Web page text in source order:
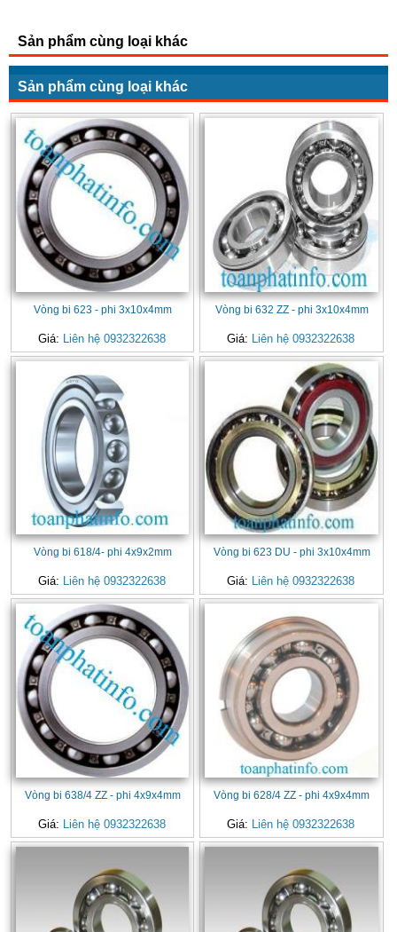
Sản phẩm cùng loại khác
Sản phẩm cùng loại khác
Vòng bi 623 - phi 3x10x4mm
Giá: Liên hệ 0932322638
Vòng bi 632 ZZ - phi 3x10x4mm
Giá: Liên hệ 0932322638
Vòng bi 618/4- phi 4x9x2mm
Giá: Liên hệ 0932322638
Vòng bi 623 DU - phi 3x10x4mm
Giá: Liên hệ 0932322638
Vòng bi 638/4 ZZ - phi 4x9x4mm
Giá: Liên hệ 0932322638
Vòng bi 628/4 ZZ - phi 4x9x4mm
Giá: Liên hệ 0932322638